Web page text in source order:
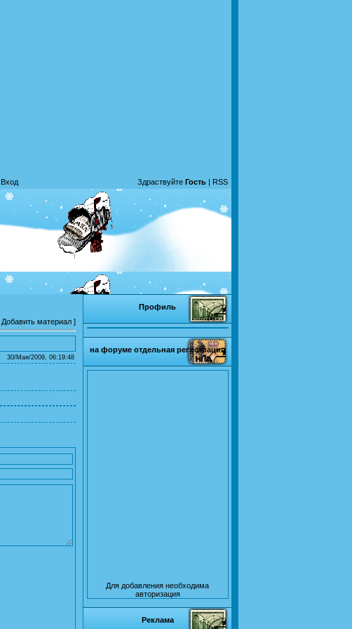
Вход Здраствуйте Гость | RSS
Добавить материал ]
30/Мая/2009, 06:19:48
Профиль
на форуме отдельная регистрация
Для добавления необходима
авторизация
Реклама